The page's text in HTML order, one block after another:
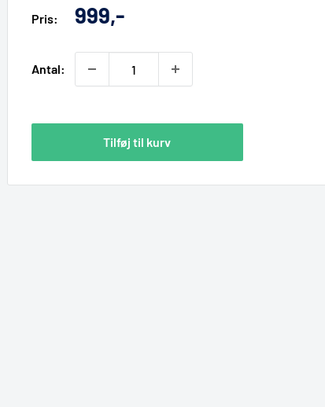
Pris:
Udsalgs
999,-
Antal:
Tilføj til kurv